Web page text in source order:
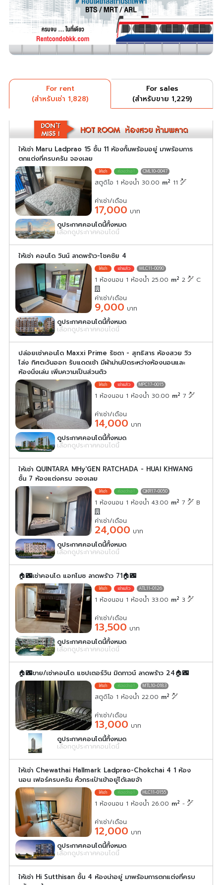
For rent
(สำหรับเช่า 1,828)
For sales
(สำหรับขาย 1,229)
ให้เช่า Maru Ladprao 15 ชั้น 11 ห้องกั้นพร้อมอยู่ มาพร้อมการ
ตกแต่งที่ครบครัน จองเลย
CML10-0047
สตูดิโอ 1 ห้องน้ำ 30.00 m2 11
ค่าเช่า/เดือน
17,000 บาท
ดูประกาศคอนโดนี้ทั้งหมด
เลือกดูประกาศคอนโดนี้
ให้เช่า คอนโด วินน์ ลาดพร้าว-โชคชัย 4
WLC11-0090
1 ห้องนอน 1 ห้องน้ำ 25.00 m2 2 C
ค่าเช่า/เดือน
9,000 บาท
ดูประกาศคอนโดนี้ทั้งหมด
เลือกดูประกาศคอนโดนี้
ปล่อยเช่าคอนโด Maxxi Prime รัชดา - สุทธิสาร ห้องสวย วิว
โล่ง ทิศตะวันออก รับแดดเช้า มีผ้าม่านปิดระหว่างห้องนอนและ
ห้องนั่งเล่น เพิ่มความเป็นส่วนตัว
MPC17-0015
1 ห้องนอน 1 ห้องน้ำ 30.00 m2 7
ค่าเช่า/เดือน
14,000 บาท
ดูประกาศคอนโดนี้ทั้งหมด
เลือกดูประกาศคอนโดนี้
ให้เช่า QUINTARA MHy'GEN RATCHADA - HUAI KHWANG
ชั้น 7 ห้องแต่งครบ จองเลย
QKR17-0050
1 ห้องนอน 1 ห้องน้ำ 43.00 m2 7 B
ค่าเช่า/เดือน
24,000 บาท
ดูประกาศคอนโดนี้ทั้งหมด
เลือกดูประกาศคอนโดนี้
🏠🌃เช่าคอนโด แอทโมซ ลาดพร้าว 71🏠🌃
ATL11-0126
1 ห้องนอน 1 ห้องน้ำ 33.00 m2 3
ค่าเช่า/เดือน
13,500 บาท
ดูประกาศคอนโดนี้ทั้งหมด
เลือกดูประกาศคอนโดนี้
🏠🌃ขาย/เช่าคอนโด แชปเตอร์วัน มิดทาวน์ ลาดพร้าว 24🏠🌃
MTL10-0183
สตูดิโอ 1 ห้องน้ำ 22.00 m2
ค่าเช่า/เดือน
13,000 บาท
ดูประกาศคอนโดนี้ทั้งหมด
เลือกดูประกาศคอนโดนี้
ให้เช่า Chewathai Hallmark Ladprao-Chokchai 4 1 ห้อง
นอน เฟอร์ครบครัน หิ้วกระเป๋าเข้าอยู่ได้เลยจ้า
HLC11-0155
1 ห้องนอน 1 ห้องน้ำ 26.00 m2 -
ค่าเช่า/เดือน
12,000 บาท
ดูประกาศคอนโดนี้ทั้งหมด
เลือกดูประกาศคอนโดนี้
ให้เช่า Hi Sutthisan ชั้น 4 ห้องน่าอยู่ มาพร้อมการตกแต่งที่ครบ